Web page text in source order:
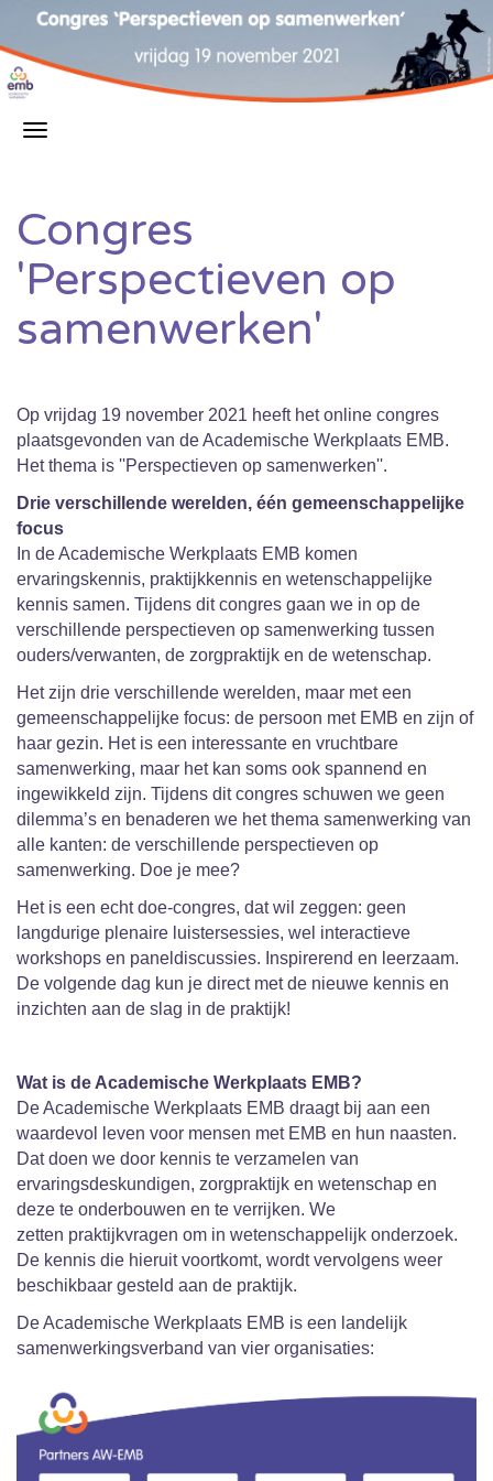
Congres
'Perspectieven op
samenwerken'
Op vrijdag 19 november 2021 heeft het online congres
plaatsgevonden van de Academische Werkplaats EMB.
Het thema is ''Perspectieven op samenwerken''.
Drie verschillende werelden, één gemeenschappelijke
focus
In de Academische Werkplaats EMB komen
ervaringskennis, praktijkkennis en wetenschappelijke
kennis samen. Tijdens dit congres gaan we in op de
verschillende perspectieven op samenwerking tussen
ouders/verwanten, de zorgpraktijk en de wetenschap.
Het zijn drie verschillende werelden, maar met een
gemeenschappelijke focus: de persoon met EMB en zijn of
haar gezin. Het is een interessante en vruchtbare
samenwerking, maar het kan soms ook spannend en
ingewikkeld zijn. Tijdens dit congres schuwen we geen
dilemma’s en benaderen we het thema samenwerking van
alle kanten: de verschillende perspectieven op
samenwerking. Doe je mee?
Het is een echt doe-congres, dat wil zeggen: geen
langdurige plenaire luistersessies, wel interactieve
workshops en paneldiscussies. Inspirerend en leerzaam.
De volgende dag kun je direct met de nieuwe kennis en
inzichten aan de slag in de praktijk!
Wat is de Academische Werkplaats EMB?
De Academische Werkplaats EMB draagt bij aan een
waardevol leven voor mensen met EMB en hun naasten.
Dat doen we door kennis te verzamelen van
ervaringsdeskundigen, zorgpraktijk en wetenschap en
deze te onderbouwen en te verrijken. We
zetten praktijkvragen om in wetenschappelijk onderzoek.
De kennis die hieruit voortkomt, wordt vervolgens weer
beschikbaar gesteld aan de praktijk.
De Academische Werkplaats EMB is een landelijk
samenwerkingsverband van vier organisaties: